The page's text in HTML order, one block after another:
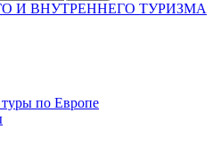
И ВНУТРЕННЕГО ТУРИЗМА
по Европе